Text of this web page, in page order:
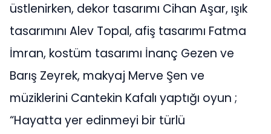
üstlenirken, dekor tasarımı Cihan Aşar, ışık
tasarımını Alev Topal, afiş tasarımı Fatma
İmran, kostüm tasarımı İnanç Gezen ve
Barış Zeyrek, makyaj Merve Şen ve
müziklerini Cantekin Kafalı yaptığı oyun ;
“Hayatta yer edinmeyi bir türlü